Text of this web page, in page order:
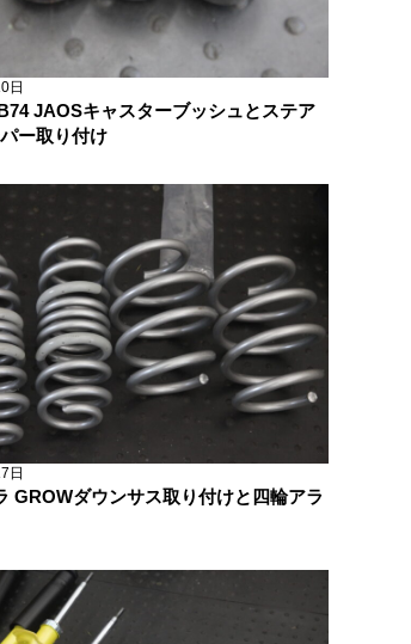
日
JAOSキャスターブッシュとステア
ー取り付け
日
GROWダウンサス取り付けと四輪アラ